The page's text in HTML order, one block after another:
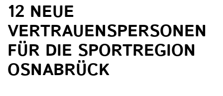
12 NEUE
VERTRAUENSPERSONEN
FÜR DIE SPORTREGION
OSNABRÜCK